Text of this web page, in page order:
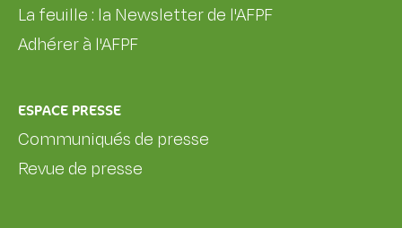
La feuille : la Newsletter de l'AFPF
Adhérer à l'AFPF
ESPACE PRESSE
Communiqués de presse
Revue de presse